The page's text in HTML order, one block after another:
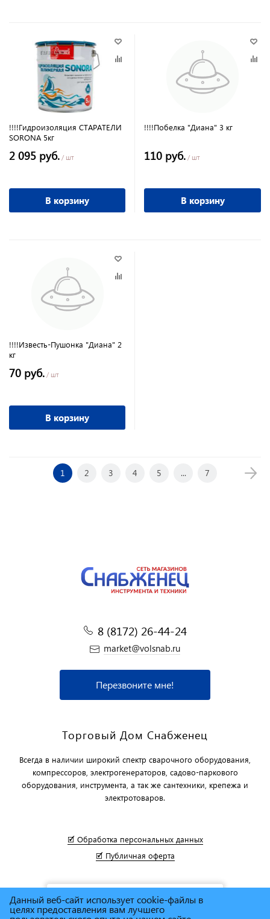
!!!!Гидроизоляция СТАРАТЕЛИ
SORONA 5кг
2 095 руб. / шт
В корзину
!!!!Побелка "Диана" 3 кг
110 руб. / шт
В корзину
!!!!Известь-Пушонка "Диана" 2
кг
70 руб. / шт
В корзину
1 2 3 4 5 ... 7
8 (8172) 26-44-24
market@volsnab.ru
Перезвоните мне!
Торговый Дом Снабженец
Всегда в наличии широкий спектр сварочного оборудования,
компрессоров, электрогенераторов, садово-паркового
оборудования, инструмента, а так же сантехники, крепежа и
электротоваров.
🗹 Обработка персональных данных
🗹 Публичная оферта
Данный веб-сайт использует cookie-файлы в
целях предоставления вам лучшего